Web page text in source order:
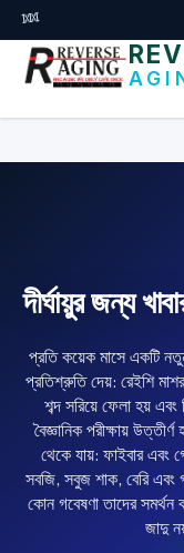
דלג לתוכן הראשי
🧬
দীর্ঘায়ুর জন্য
প্রতি কয়েক মাসে একটি
প্রতিশ্রুতি দেয়: রেইশি
শব্দ সরিয়ে ফেলা হয় এবং
বৈজ্ঞানিক পরীক্ষায়
থেকে যায়: ফাইবার এবং
সবজি, সবুজ শাক, বেরি এবং
কোন গবেষণা তাদের
জাদু